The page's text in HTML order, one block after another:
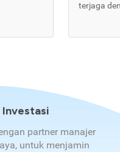
terjaga
Investasi
partner manajer
untuk menjamin